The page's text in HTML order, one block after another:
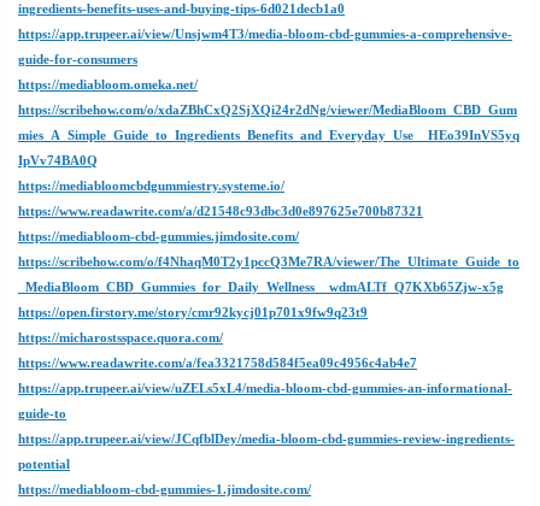
ingredients-benefits-uses-and-buying-tips-6d021decb1a0
https://app.trupeer.ai/view/Unsjwm4T3/media-bloom-cbd-gummies-a-comprehensive-
guide-for-consumers
https://mediabloom.omeka.net/
https://scribehow.com/o/xdaZBhCxQ2SjXQi24r2dNg/viewer/MediaBloom_CBD_Gum
mies_A_Simple_Guide_to_Ingredients_Benefits_and_Everyday_Use__HEo39InVS5yq
IpVv74BA0Q
https://mediabloomcbdgummiestry.systeme.io/
https://www.readawrite.com/a/d21548c93dbc3d0e897625e700b87321
https://mediabloom-cbd-gummies.jimdosite.com/
https://scribehow.com/o/f4NhaqM0T2y1pccQ3Me7RA/viewer/The_Ultimate_Guide_to
_MediaBloom_CBD_Gummies_for_Daily_Wellness__wdmALTf_Q7KXb65Zjw-x5g
https://open.firstory.me/story/cmr92kycj01p701x9fw9q23t9
https://micharostsspace.quora.com/
https://www.readawrite.com/a/fea3321758d584f5ea09c4956c4ab4e7
https://app.trupeer.ai/view/uZELs5xL4/media-bloom-cbd-gummies-an-informational-
guide-to
https://app.trupeer.ai/view/JCqfblDey/media-bloom-cbd-gummies-review-ingredients-
potential
https://mediabloom-cbd-gummies-1.jimdosite.com/